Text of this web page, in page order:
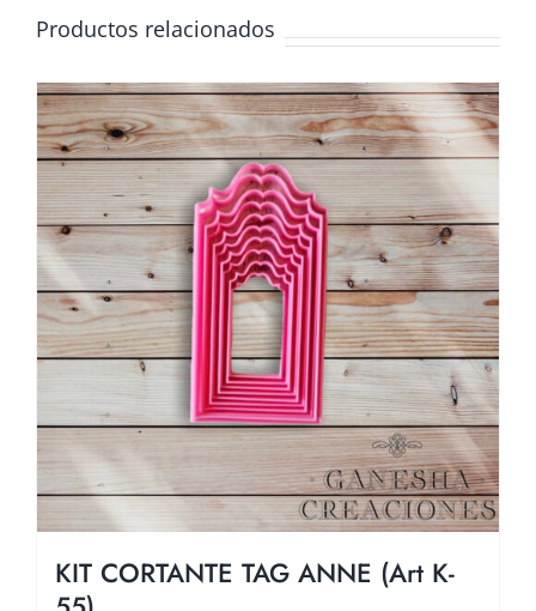
Productos relacionados
KIT CORTANTE TAG ANNE (Art K-